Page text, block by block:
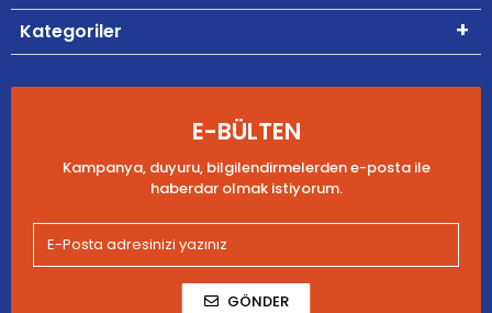
Kategoriler
E-BÜLTEN
Kampanya, duyuru, bilgilendirmelerden e-posta ile
haberdar olmak istiyorum.
GÖNDER